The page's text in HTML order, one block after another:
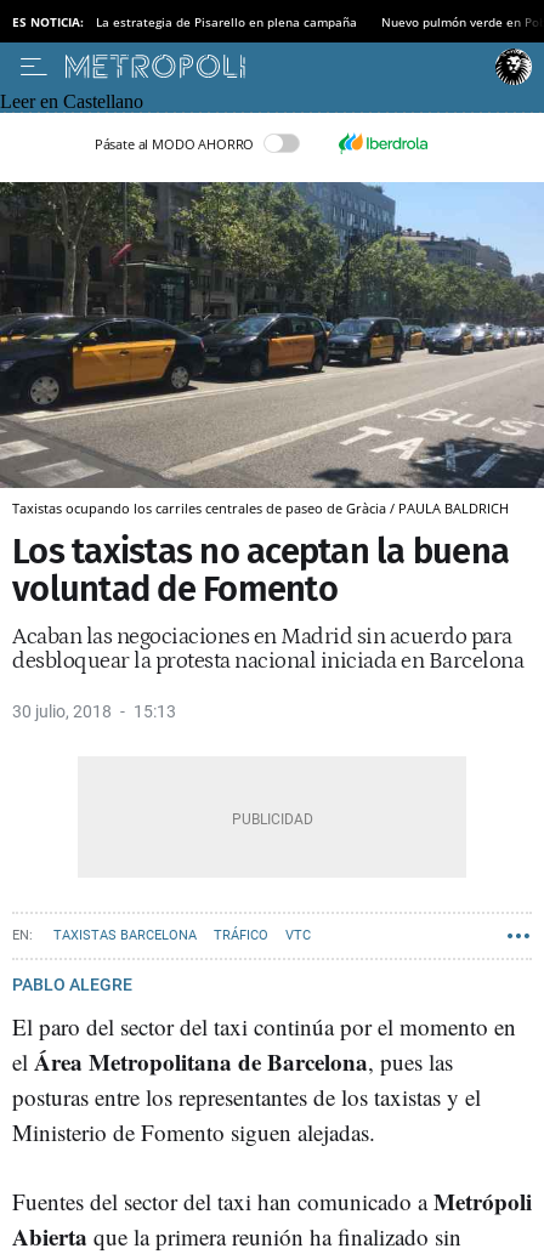
ES NOTICIA: La estrategia de Pisarello en plena campaña Nuevo pulmón verde en
Leer en Castellano
Pásate al MODO AHORRO
Taxistas ocupando los carriles centrales de paseo de Gràcia / PAULA BALDRICH
Los taxistas no aceptan la buena
voluntad de Fomento
Acaban las negociaciones en Madrid sin acuerdo para
desbloquear la protesta nacional iniciada en Barcelona
30 julio, 2018 15:13
TAXISTAS BARCELONA TRÁFICO VTC
PABLO ALEGRE
El paro del sector del taxi continúa por el momento en
el Área Metropolitana de Barcelona, pues las
posturas entre los representantes de los taxistas y el
Ministerio de Fomento siguen alejadas.
Fuentes del sector del taxi han comunicado aMetrópoli
Abierta que la primera reunión ha finalizado sin